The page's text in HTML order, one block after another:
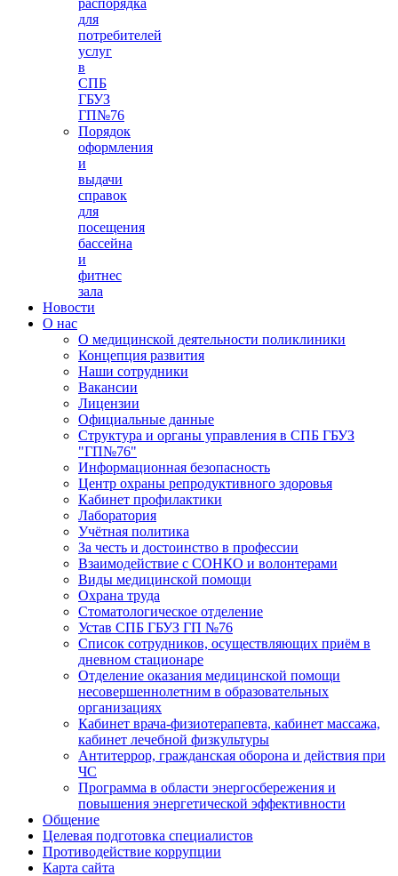
распорядка
для
потребителей
услуг
в
СПБ
ГБУЗ
ГП№76
Порядок
оформления
и
выдачи
справок
для
посещения
бассейна
и
фитнес
зала
Новости
О нас
О медицинской деятельности поликлиники
Концепция развития
Наши сотрудники
Вакансии
Лицензии
Официальные данные
Структура и органы управления в СПБ ГБУЗ
"ГП№76"
Информационная безопасность
Центр охраны репродуктивного здоровья
Кабинет профилактики
Лаборатория
Учётная политика
За честь и достоинство в профессии
Взаимодействие с СОНКО и волонтерами
Виды медицинской помощи
Охрана труда
Стоматологическое отделение
Устав СПБ ГБУЗ ГП №76
Список сотрудников, осуществляющих приём в
дневном стационаре
Отделение оказания медицинской помощи
несовершеннолетним в образовательных
организациях
Кабинет врача-физиотерапевта, кабинет массажа,
кабинет лечебной физкультуры
Антитеррор, гражданская оборона и действия при
ЧС
Программа в области энергосбережения и
повышения энергетической эффективности
Общение
Целевая подготовка специалистов
Противодействие коррупции
Карта сайта